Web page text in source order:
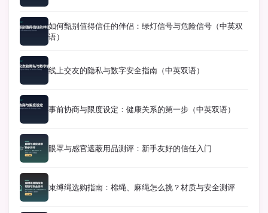
如何甄别值得信任的伴侣：绿灯信号与危险信号（中英双
语）
线上交友的隐私与数字安全指南（中英双语）
事前协商与限度设定：健康关系的第一步（中英双语）
眼罩与感官遮蔽用品测评：新手友好的信任入门
束缚绳选购指南：棉绳、麻绳怎么挑？材质与安全测评